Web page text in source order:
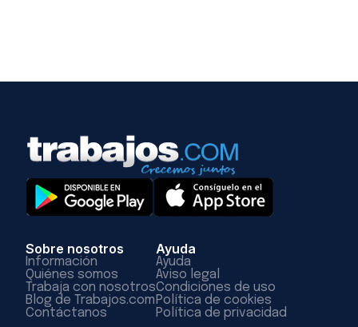
Sobre nosotros
Información
Quiénes somos
Trabaja con nosotros
Blog de Trabajos.com
Contáctanos
Ayuda
Ayuda
Aviso legal
Condiciones de uso
Política de cookies
Política de privacidad